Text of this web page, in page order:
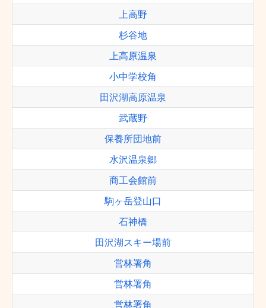
上高野
杉谷地
上高原温泉
小中学校角
田沢湖高原温泉
武蔵野
保養所団地前
水沢温泉郷
商工会館前
駒ヶ岳登山口
石神橋
田沢湖スキー場前
営林署角
営林署角
営林署角